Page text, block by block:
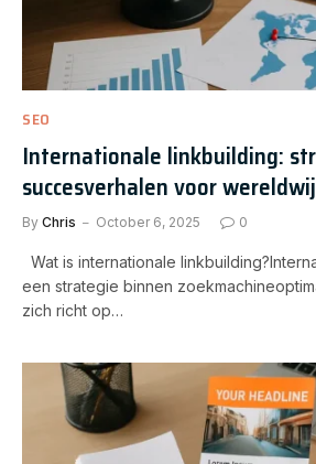
SEO
Internationale linkbuilding:
succesverhalen voor
By Chris October 6, 2025 0
Wat is internationale
een strategie binnen
zich richt op…